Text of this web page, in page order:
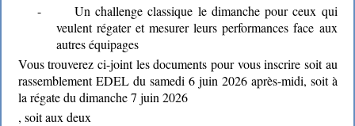
-
Un challenge classique le dimanche pour ceux qui
veulent régater et mesurer leurs performances face aux
autres équipages
Vous trouverez ci-joint les documents pour vous inscrire soit au
rassemblement EDEL du samedi 6 juin 2026 après-midi, soit à
la régate du dimanche 7 juin 2026
, soit aux deux